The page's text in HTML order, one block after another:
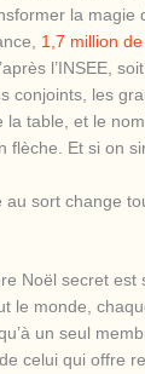
la magie
1,7 million
l’INSEE,
conjoints, les
la table, et le
flèche. Et si on
au sort change
Noël secret est
le monde,
un seul
celui qui offre